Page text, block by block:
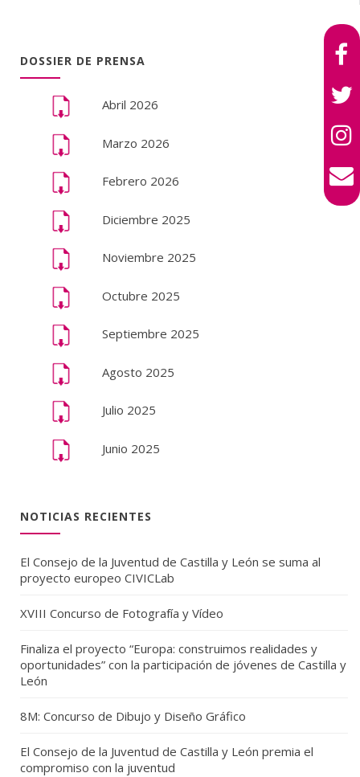
DOSSIER DE PRENSA
Abril 2026
Marzo 2026
Febrero 2026
Diciembre 2025
Noviembre 2025
Octubre 2025
Septiembre 2025
Agosto 2025
Julio 2025
Junio 2025
NOTICIAS RECIENTES
El Consejo de la Juventud de Castilla y León se suma al
proyecto europeo CIVICLab
XVIII Concurso de Fotografía y Vídeo
Finaliza el proyecto “Europa: construimos realidades y
oportunidades” con la participación de jóvenes de Castilla y
León
8M: Concurso de Dibujo y Diseño Gráfico
El Consejo de la Juventud de Castilla y León premia el
compromiso con la juventud